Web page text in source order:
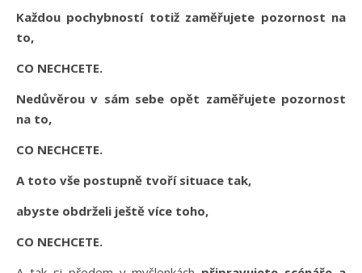
Každou pochybností totiž zaměřujete pozornost na
to,
CO NECHCETE.
Nedůvěrou v sám sebe opět zaměřujete pozornost
na to,
CO NECHCETE.
A toto vše postupně tvoří situace tak,
abyste obdrželi ještě více toho,
CO NECHCETE.